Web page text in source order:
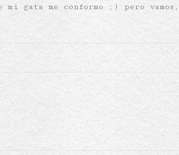
mi gata me conformo ;) pero